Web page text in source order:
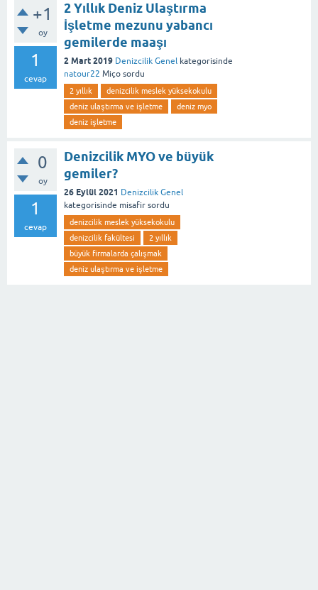
+1
oy
1
cevap
2 Yıllık Deniz Ulaştırma
İşletme mezunu yabancı
gemilerde maaşı
2 Mart 2019 Denizcilik Genel kategorisinde
natour22 Miço sordu
2 yıllık
denizcilik meslek yüksekokulu
deniz ulaştırma ve işletme
deniz myo
deniz işletme
0
oy
1
cevap
Denizcilik MYO ve büyük
gemiler?
26 Eylül 2021 Denizcilik Genel
kategorisinde misafir sordu
denizcilik meslek yüksekokulu
denizcilik fakültesi
2 yıllık
büyük firmalarda çalışmak
deniz ulaştırma ve işletme